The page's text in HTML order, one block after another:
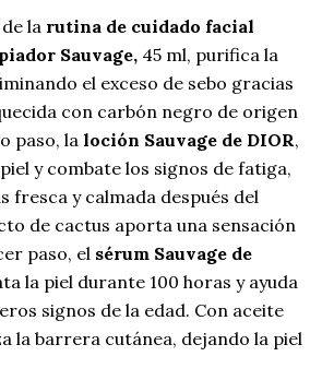
la rutina de cuidado facial
Sauvage, 45 ml, purifica la
el exceso de sebo gracias
con carbón negro de origen
paso, laloción Sauvage de DIOR,
y combate los signos de fatiga,
fresca y calmada después del
de cactus aporta una sensación
paso, el sérum Sauvage de
la piel durante 100 horas y ayuda
signos de la edad. Con aceite
la barrera cutánea, dejando la piel